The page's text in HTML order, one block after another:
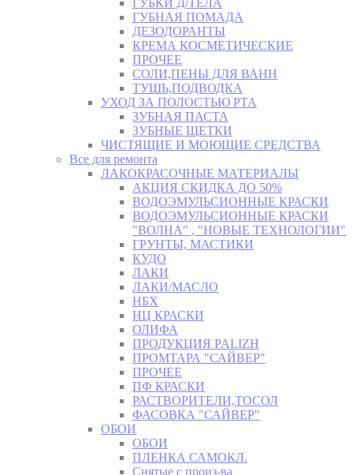
ГУБКИ Д/ТЕЛА
ГУБНАЯ ПОМАДА
ДЕЗОДОРАНТЫ
КРЕМА КОСМЕТИЧЕСКИЕ
ПРОЧЕЕ
СОЛИ,ПЕНЫ ДЛЯ ВАНН
ТУШЬ,ПОДВОДКА
УХОД ЗА ПОЛОСТЬЮ РТА
ЗУБНАЯ ПАСТА
ЗУБНЫЕ ЩЕТКИ
ЧИСТЯЩИЕ И МОЮЩИЕ СРЕДСТВА
Все для ремонта
ЛАКОКРАСОЧНЫЕ МАТЕРИАЛЫ
АКЦИЯ СКИДКА ДО 50%
ВОДОЭМУЛЬСИОННЫЕ КРАСКИ
ВОДОЭМУЛЬСИОННЫЕ КРАСКИ
"ВОЛНА" , "НОВЫЕ ТЕХНОЛОГИИ"
ГРУНТЫ, МАСТИКИ
КУДО
ЛАКИ
ЛАКИ/МАСЛО
НБХ
НЦ КРАСКИ
ОЛИФА
ПРОДУКЦИЯ PALIZH
ПРОМТАРА "САЙВЕР"
ПРОЧЕЕ
ПФ КРАСКИ
РАСТВОРИТЕЛИ,ТОСОЛ
ФАСОВКА "САЙВЕР"
ОБОИ
ОБОИ
ПЛЕНКА САМОКЛ.
Снятые с произ-ва